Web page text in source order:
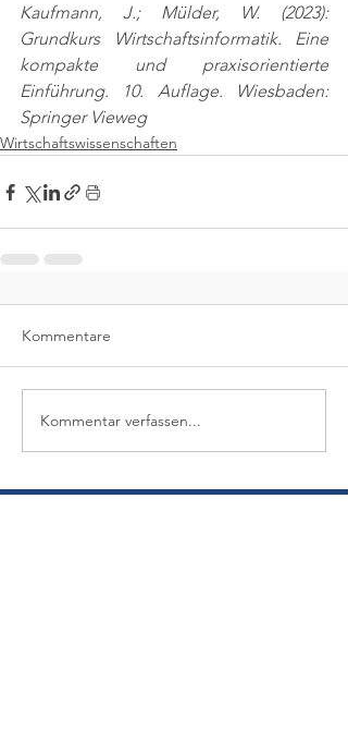
Kaufmann, J.; Mülder, W. (2023):
Grundkurs Wirtschaftsinformatik. Eine
kompakte und praxisorientierte
Einführung. 10. Auflage. Wiesbaden:
Springer Vieweg
Wirtschaftswissenschaften
Kommentare
Kommentar verfassen...